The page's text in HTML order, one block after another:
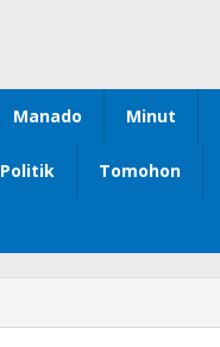
Manado Minut
Politik Tomohon